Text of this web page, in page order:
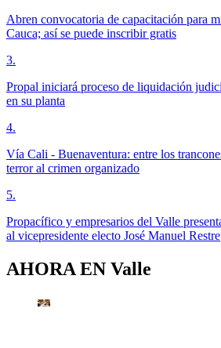
Abren convocatoria de capacitación para
Cauca; así se puede inscribir gratis
3.
Propal iniciará proceso de liquidación
en su planta
4.
Vía Cali - Buenaventura: entre los
terror al crimen organizado
5.
Propacífico y empresarios del Valle
al vicepresidente electo José Manuel
AHORA EN Valle